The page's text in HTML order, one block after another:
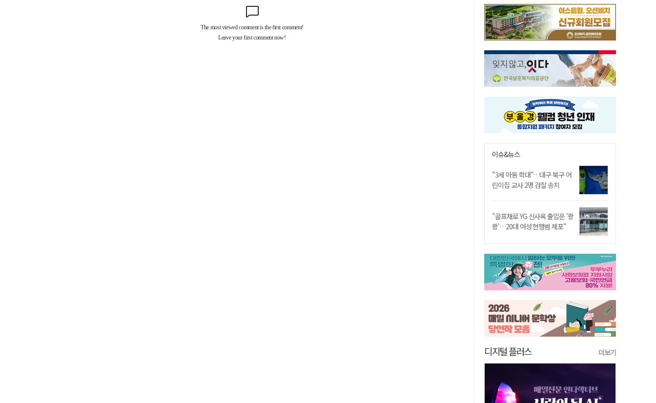
이슈&뉴스
"3세 아동 학대"…대구 북구 어
린이집 교사 2명 검찰 송치
"골프채로 YG 신사옥 출입문 '쾅
쾅'…20대 여성 현행범 체포"
디지털 플러스 더보기